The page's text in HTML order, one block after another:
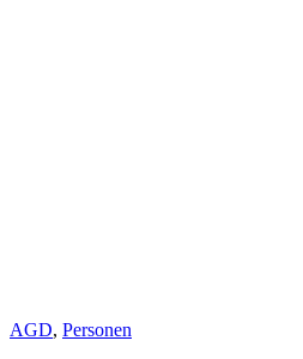
AGD, Personen